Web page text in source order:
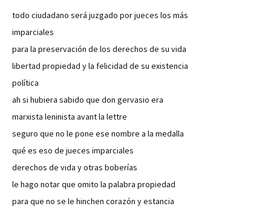
todo ciudadano será juzgado por jueces los más
imparciales
para la preservación de los derechos de su vida
libertad propiedad y la felicidad de su existencia
política
ah si hubiera sabido que don gervasio era
marxista leninista avant la lettre
seguro que no le pone ese nombre a la medalla
qué es eso de jueces imparciales
derechos de vida y otras boberías
le hago notar que omito la palabra propiedad
para que no se le hinchen corazón y estancia